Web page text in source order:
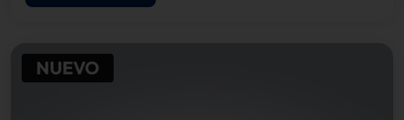
NUEVO